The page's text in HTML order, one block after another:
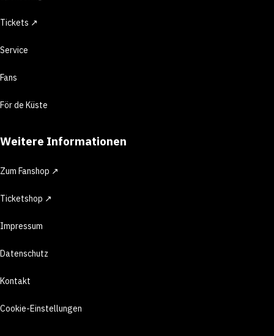
Tickets ↗
Service
Fans
För de Küste
Weitere Informationen
Zum Fanshop ↗
Ticketshop ↗
Impressum
Datenschutz
Kontakt
Cookie-Einstellungen